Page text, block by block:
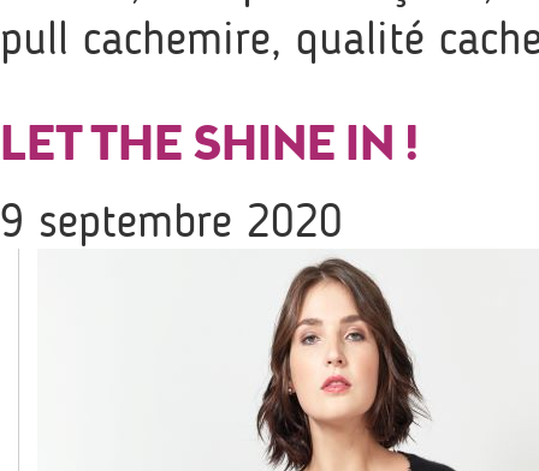
pull cachemire, qualité
LET THE SHINE IN !
9 septembre 2020